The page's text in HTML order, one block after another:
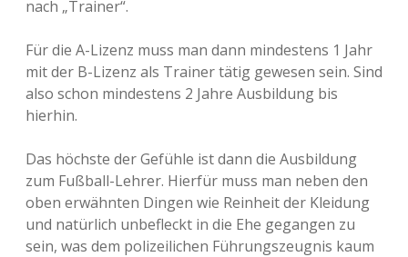
nach „Trainer“.
Für die A-Lizenz muss man dann mindestens 1 Jahr
mit der B-Lizenz als Trainer tätig gewesen sein. Sind
also schon mindestens 2 Jahre Ausbildung bis
hierhin.
Das höchste der Gefühle ist dann die Ausbildung
zum Fußball-Lehrer. Hierfür muss man neben den
oben erwähnten Dingen wie Reinheit der Kleidung
und natürlich unbefleckt in die Ehe gegangen zu
sein, was dem polizeilichen Führungszeugnis kaum